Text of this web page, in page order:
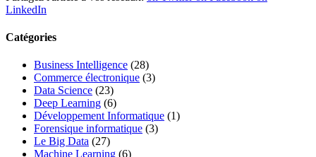
LinkedIn
Catégories
Business Intelligence (28)
Commerce électronique (3)
Data Science (23)
Deep Learning (6)
Développement Informatique (1)
Forensique informatique (3)
Le Big Data (27)
Machine Learning (6)